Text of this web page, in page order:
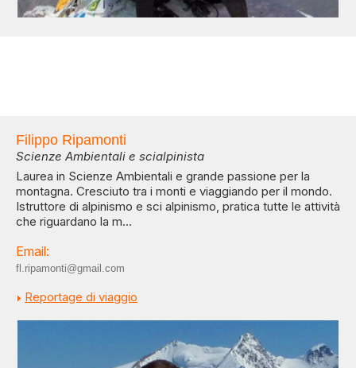
Filippo Ripamonti
Scienze Ambientali e scialpinista
Laurea in Scienze Ambientali e grande passione per la
montagna. Cresciuto tra i monti e viaggiando per il mondo.
Istruttore di alpinismo e sci alpinismo, pratica tutte le attività
che riguardano la m...
Email:
fl.ripamonti@gmail.com
Reportage di viaggio